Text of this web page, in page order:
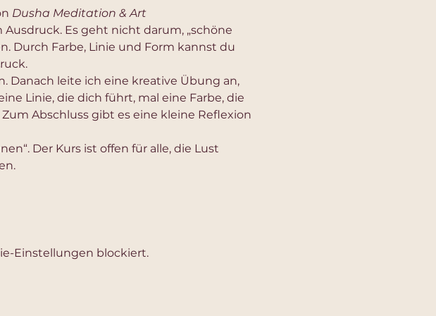
Dusha Meditation & Art
Es geht nicht darum, „schöne
Durch Farbe, Linie und Form kannst du
leite ich eine kreative Übung an,
Linie, die dich führt, mal eine Farbe, die
Abschluss gibt es eine kleine Reflexion
Der Kurs ist offen für alle, die Lust
Einstellungen blockiert.